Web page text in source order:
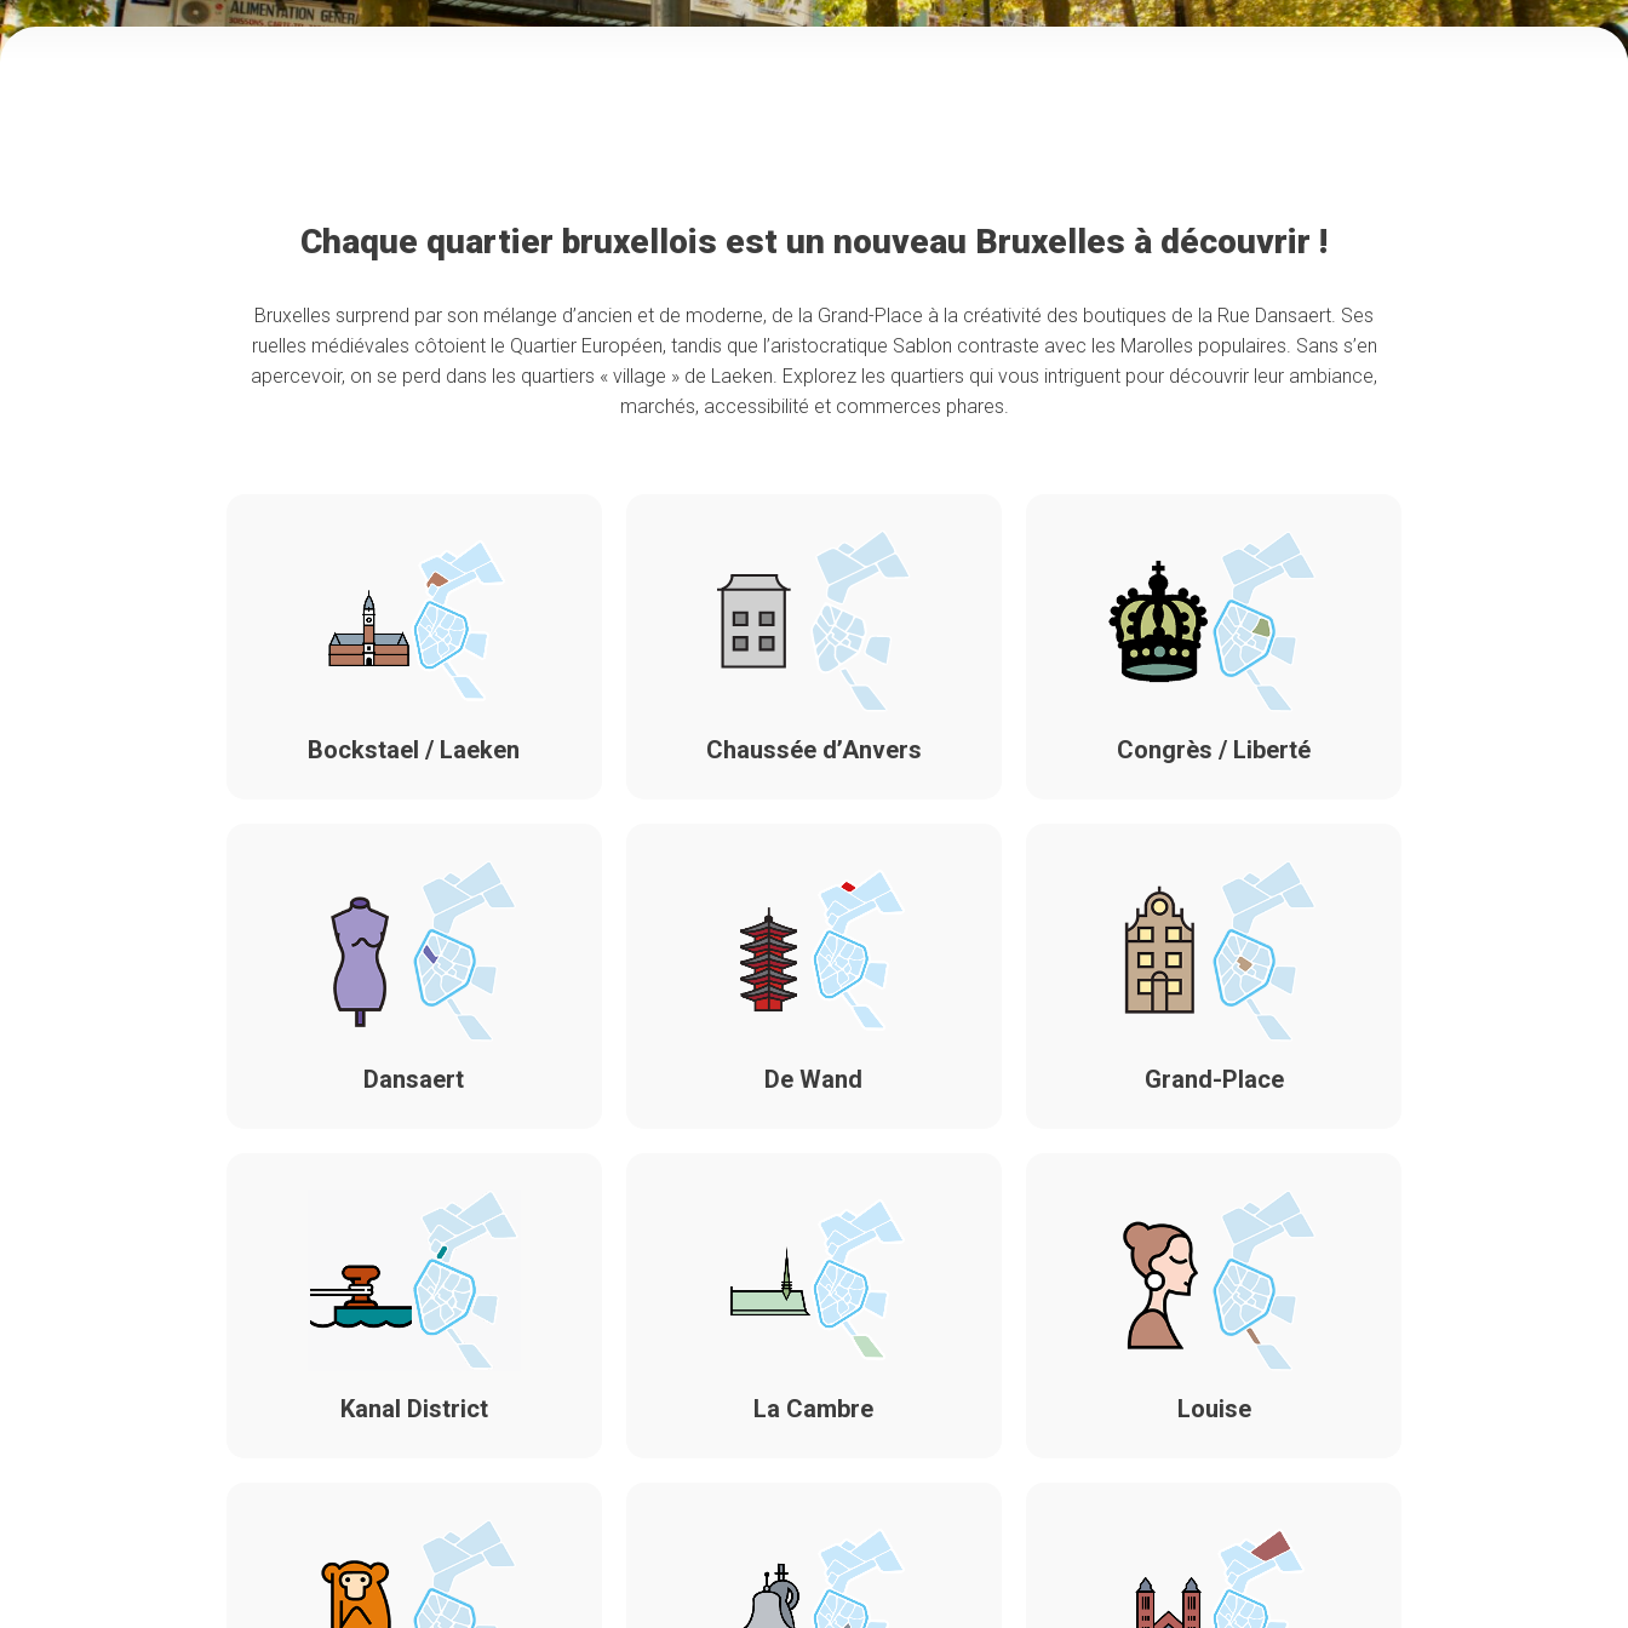
Chaque quartier bruxellois est un nouveau Bruxelles à découvrir !
Bruxelles surprend par son mélange d’ancien et de moderne, de la Grand-Place à la créativité des boutiques de la Rue Dansaert. Ses
ruelles médiévales côtoient le Quartier Européen, tandis que l’aristocratique Sablon contraste avec les Marolles populaires. Sans s’en
apercevoir, on se perd dans les quartiers « village » de Laeken. Explorez les quartiers qui vous intriguent pour découvrir leur ambiance,
marchés, accessibilité et commerces phares.
Bockstael / Laeken Chaussée d’Anvers Congrès / Liberté
Dansaert De Wand Grand-Place
Kanal District La Cambre Louise